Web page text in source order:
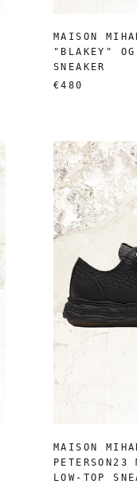
MAISON
"BLAKEY"
SNEAKER
€480
MAISON
PETERSON23
LOW-TOP